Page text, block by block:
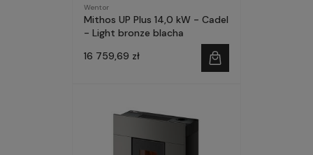
Wentor
Mithos UP Plus 14,0 kW - Cadel
- Light bronze blacha
16 759,69 zł